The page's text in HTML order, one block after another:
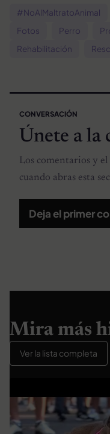
#NoAlMaltratoAnimal
Fotos
Perro
Rehabilitación
CONVERSACIÓN
Únete a la
Los comentarios y
cuando abras esta
Deja el primer
Mira más
Ver la lista completa